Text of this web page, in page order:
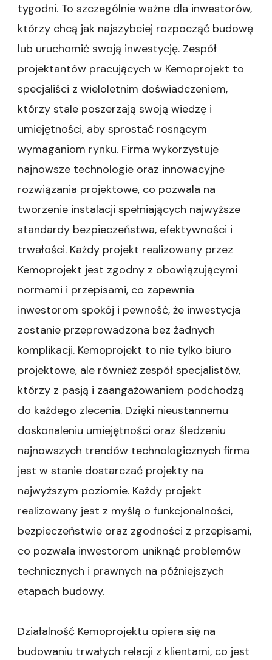
tygodni. To szczególnie ważne dla inwestorów,
którzy chcą jak najszybciej rozpocząć budowę
lub uruchomić swoją inwestycję. Zespół
projektantów pracujących w Kemoprojekt to
specjaliści z wieloletnim doświadczeniem,
którzy stale poszerzają swoją wiedzę i
umiejętności, aby sprostać rosnącym
wymaganiom rynku. Firma wykorzystuje
najnowsze technologie oraz innowacyjne
rozwiązania projektowe, co pozwala na
tworzenie instalacji spełniających najwyższe
standardy bezpieczeństwa, efektywności i
trwałości. Każdy projekt realizowany przez
Kemoprojekt jest zgodny z obowiązującymi
normami i przepisami, co zapewnia
inwestorom spokój i pewność, że inwestycja
zostanie przeprowadzona bez żadnych
komplikacji. Kemoprojekt to nie tylko biuro
projektowe, ale również zespół specjalistów,
którzy z pasją i zaangażowaniem podchodzą
do każdego zlecenia. Dzięki nieustannemu
doskonaleniu umiejętności oraz śledzeniu
najnowszych trendów technologicznych firma
jest w stanie dostarczać projekty na
najwyższym poziomie. Każdy projekt
realizowany jest z myślą o funkcjonalności,
bezpieczeństwie oraz zgodności z przepisami,
co pozwala inwestorom uniknąć problemów
technicznych i prawnych na późniejszych
etapach budowy.
Działalność Kemoprojektu opiera się na
budowaniu trwałych relacji z klientami, co jest